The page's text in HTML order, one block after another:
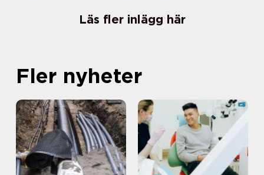
Läs fler inlägg här
Fler nyheter